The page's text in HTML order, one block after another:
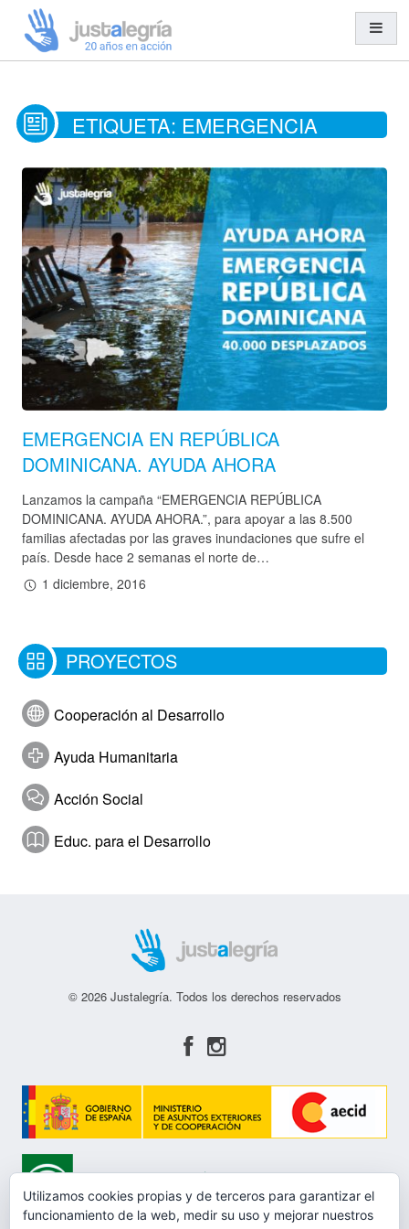
Misión y Visión
Organización y Equipo
Transparencia
Entidades Solidarias
Trabajo en Red
Cooperación al Desarrollo
Ayuda Humanitaria
Acción Social
Educación para el Desarrollo
Hazte socio
Entidades solidarias
Donación
Voluntariado
Sala de Prensa
Galería de Vídeos
Contactar
ETIQUETA: EMERGENCIA
EMERGENCIA EN REPÚBLICA
DOMINICANA. AYUDA AHORA
Lanzamos la campaña “EMERGENCIA REPÚBLICA
DOMINICANA. AYUDA AHORA.”, para apoyar a las 8.500
familias afectadas por las graves inundaciones que sufre el
país. Desde hace 2 semanas el norte de…
1 diciembre, 2016
PROYECTOS
Cooperación al Desarrollo
Ayuda Humanitaria
Acción Social
Educ. para el Desarrollo
© 2026 Justalegría. Todos los derechos reservados
Utilizamos cookies propias y de terceros para garantizar el
funcionamiento de la web, medir su uso y mejorar nuestros